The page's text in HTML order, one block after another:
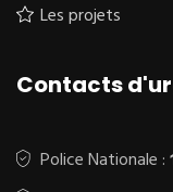
Les projets
Contacts
Police Nationale :